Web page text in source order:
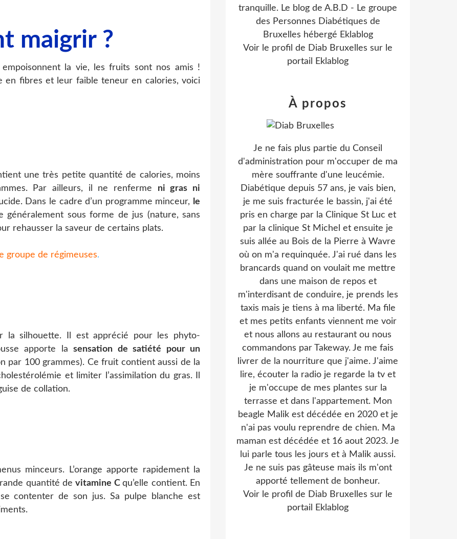
la vie, les fruits sont nos amis !
en fibres et leur faible teneur en calories, voici
une très petite quantité de calories, moins
Par ailleurs, il ne renferme ni gras ni
Dans le cadre d’un programme minceur,
le
généralement sous forme de jus (nature, sans
rehausser la saveur de certains plats.
groupe de régimeuses.
la silhouette. Il est apprécié pour les phyto-
apporte lasensation de satiété pour un
par 100 grammes). Ce fruit contient aussi de la
et limiter l’assimilation du gras. Il
de collation.
minceurs. L’orange apporte rapidement la
quantité devitamine Cqu’elle contient. En
contenter de son jus. Sa pulpe blanche est
tranquille. Le blog de A.B.D - Le groupe
des Personnes Diabétiques de
Bruxelles hébergé Eklablog
Voir le profil de Diab Bruxelles sur le
portail Eklablog
À propos
Je ne fais plus partie du Conseil
d'administration pour m'occuper de ma
mère souffrante d'une leucémie.
Diabétique depuis 57 ans, je vais bien,
je me suis fracturée le bassin, j'ai été
pris en charge par la Clinique St Luc et
par la clinique St Michel et ensuite je
suis allée au Bois de la Pierre à Wavre
où on m'a requinquée. J'ai rué dans les
brancards quand on voulait me mettre
dans une maison de repos et
m'interdisant de conduire, je prends les
taxis mais je tiens à ma liberté. Ma file
et mes petits enfants viennent me voir
et nous allons au restaurant ou nous
commandons par Takeway. Je me fais
livrer de la nourriture que j'aime. J'aime
lire, écouter la radio je regarde la tv et
je m'occupe de mes plantes sur la
terrasse et dans l'appartement. Mon
beagle Malik est décédée en 2020 et je
n'ai pas voulu reprendre de chien. Ma
maman est décédée et 16 aout 2023. Je
lui parle tous les jours et à Malik aussi.
Je ne suis pas gâteuse mais ils m'ont
apporté tellement de bonheur.
Voir le profil de Diab Bruxelles sur le
portail Eklablog